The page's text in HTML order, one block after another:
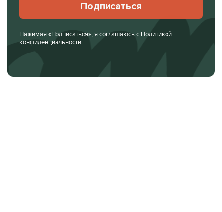
Подписаться
Нажимая «Подписаться», я соглашаюсь с Политикой
конфиденциальности.